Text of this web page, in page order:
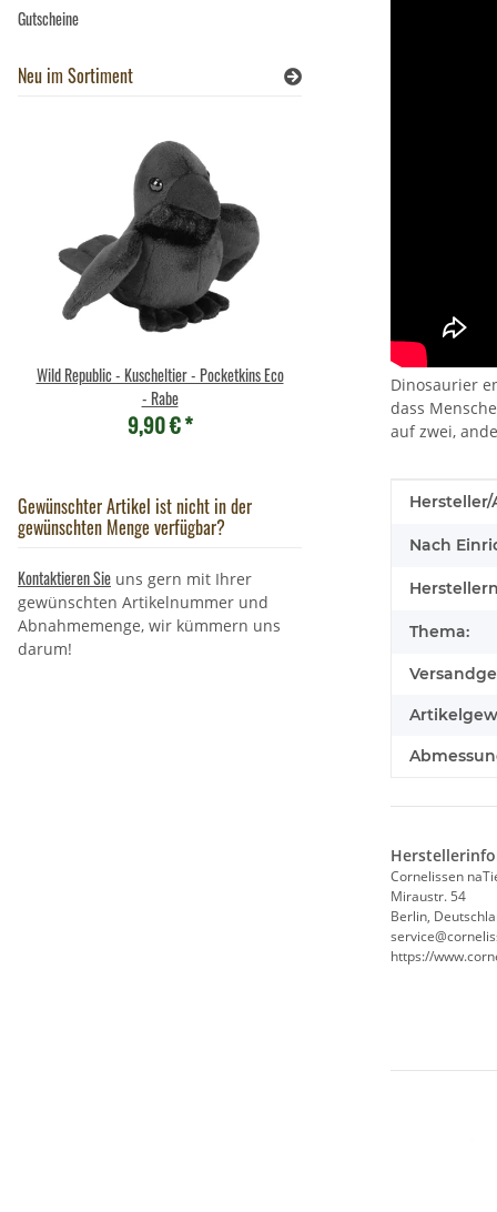
Dinosaurier
dass
auf zwei,
Wert
Nach
Thema:
Cornelissen
Miraustr. 54
Berlin,
https://
Gutscheine
Neu im Sortiment
Wild Republic - Kuscheltier - Pocketkins Eco
- Rabe
9,90 €*
Brixies Baustein
6,95 €*
Gewünschter Artikel ist nicht in der
gewünschten Menge verfügbar?
Kontaktieren Sie uns gern mit Ihrer
gewünschten Artikelnummer und
Abnahmemenge, wir kümmern uns
darum!